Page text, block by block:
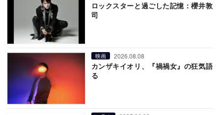
ロックスターと過ごした記憶：櫻井敦
司
映画 2026.08.08
カンザキイオリ、『禍禍女』の狂気語
る